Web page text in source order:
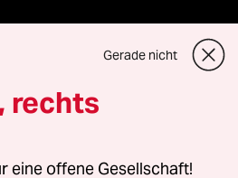
GmbH
Fragen oder für Genehmigungen
Gerade nicht
rechts
eine offene Gesellschaft!